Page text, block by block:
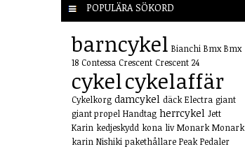
POPULÄRA SÖKORD
barncykel Bianchi Bmx Bmx
18 Contessa Crescent Crescent 24
cykelcykelaffär
Cykelkorg damcykel däck Electra giant
giant propel Handtag herrcykel Jett
Karin kedjeskydd kona liv Monark Monark
karin Nishiki pakethållare Peak Pedaler